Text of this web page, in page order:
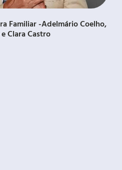
Familiar -Adelmário Coelho,
Clara Castro